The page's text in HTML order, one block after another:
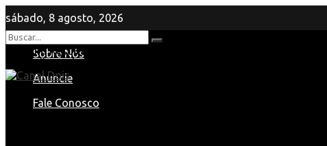
sábado, 8 agosto, 2026
Sobre Nós
Anuncie
Fale Conosco
Nenhum Resultado
View All Result